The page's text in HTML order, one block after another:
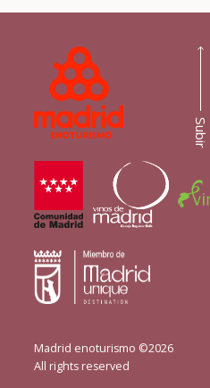
Madrid enoturismo ©2026
All rights reserved
Subir